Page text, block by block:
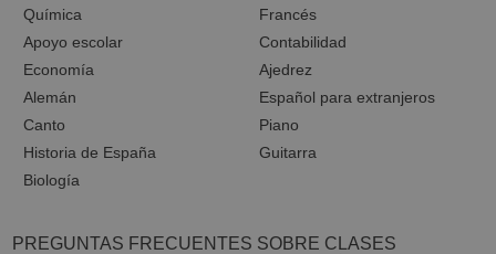
Química
Francés
Apoyo escolar
Contabilidad
Economía
Ajedrez
Alemán
Español para extranjeros
Canto
Piano
Historia de España
Guitarra
Biología
PREGUNTAS FRECUENTES SOBRE CLASES